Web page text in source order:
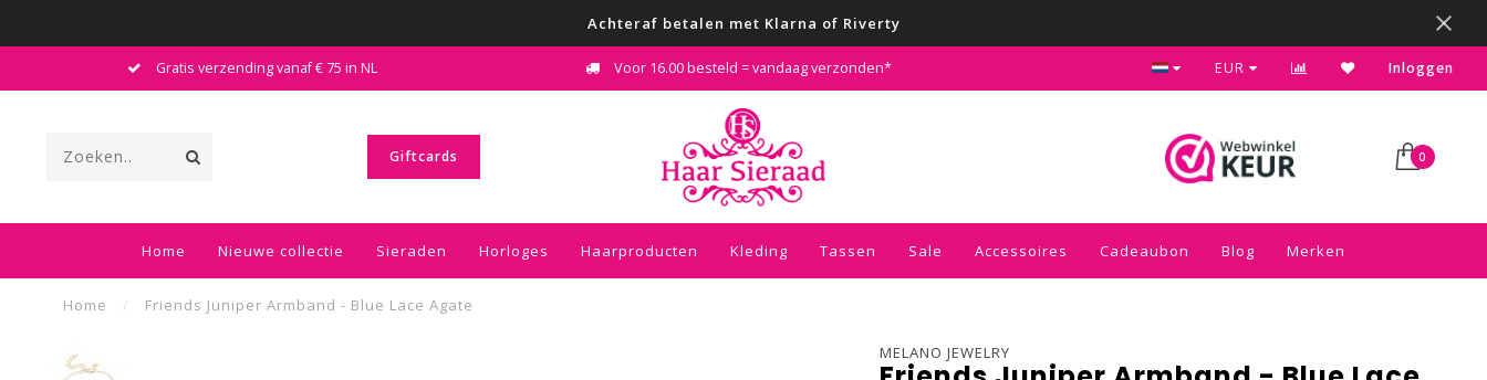
Achteraf betalen met Klarna of Riverty
Gratis verzending vanaf € 75 in NL Voor 16.00 besteld = vandaag verzonden* Kies voor de gratis inpakservice in je winkelwagen
EUR Inloggen
Giftcards 0
Home Nieuwe collectie Sieraden Horloges Haarproducten Kleding Tassen Sale Accessoires Cadeaubon Blog Merken
Home / Friends Juniper Armband - Blue Lace Agate
MELANO JEWELRY